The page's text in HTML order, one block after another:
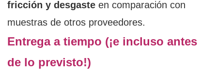
fricción y desgaste en comparación con
muestras de otros proveedores.
Entrega a tiempo (¡e incluso antes
de lo previsto!)